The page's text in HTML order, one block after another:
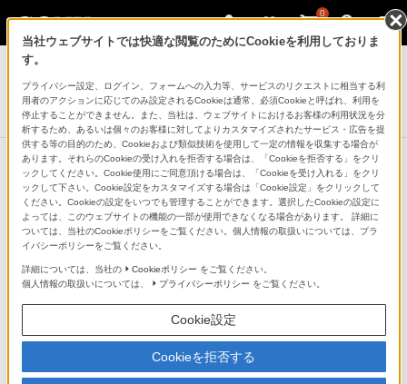
0
デジタルビデオカメラ ハンディカム
アクセサリーキット
ACC-TCV7C
当社ウェブサイトでは快適な閲覧のためにCookieを利用しておりま
す。
プライバシー設定、ログイン、フォームへの入力等、サービスのリクエストに相当する利
用者のアクションに応じてのみ設定されるCookieは通常、必須Cookieと呼ばれ、利用を
停止することができません。また、当社は、ウェブサイトにおけるお客様の利用状況を分
析するため、あるいは個々のお客様に対してよりカスタマイズされたサービス・広告を提
供する等の目的のため、Cookieおよび類似技術を使用して一定の情報を収集する場合が
あります。それらのCookieの受け入れを拒否する場合は、「Cookieを拒否する」をクリ
ックしてください。Cookie使用にご同意頂ける場合は、「Cookieを受け入れる」をクリ
ックして下さい。Cookie設定をカスタマイズする場合は「Cookie設定」をクリックして
ください。Cookieの設定をいつでも管理することができます。選択したCookieの設定に
よっては、このウェブサイトの機能の一部が使用できなくなる場合があります。 詳細に
ついては、当社のCookieポリシーをご覧ください。個人情報の取扱いについては、プラ
イバシーポリシーをご覧ください。
詳細については、当社の Cookieポリシー をご覧ください。
個人情報の取扱いについては、
プライバシーポリシー をご覧ください。
Cookie設定
Cookieを拒否する